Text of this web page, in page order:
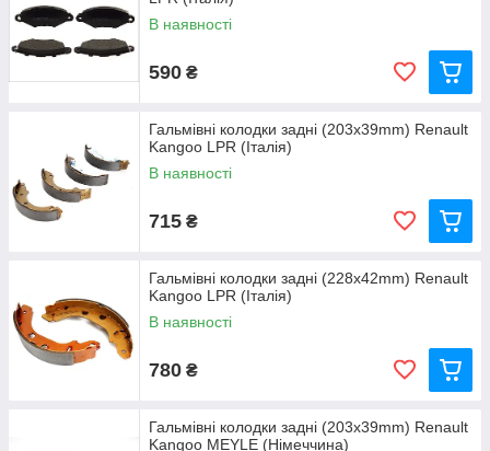
В наявності
590 ₴
Гальмівні колодки задні (203x39mm) Renault
Kangoo LPR (Італія)
В наявності
715 ₴
Гальмівні колодки задні (228x42mm) Renault
Kangoo LPR (Італія)
В наявності
780 ₴
Гальмівні колодки задні (203x39mm) Renault
Kangoo MEYLE (Німеччина)